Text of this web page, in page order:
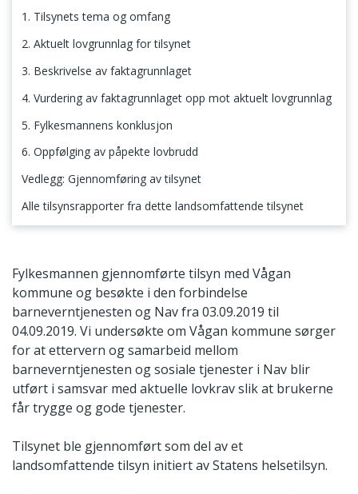
1. Tilsynets tema og omfang
2. Aktuelt lovgrunnlag for tilsynet
3. Beskrivelse av faktagrunnlaget
4. Vurdering av faktagrunnlaget opp mot aktuelt lovgrunnlag
5. Fylkesmannens konklusjon
6. Oppfølging av påpekte lovbrudd
Vedlegg: Gjennomføring av tilsynet
Alle tilsynsrapporter fra dette landsomfattende tilsynet
Fylkesmannen gjennomførte tilsyn med Vågan
kommune og besøkte i den forbindelse
barneverntjenesten og Nav fra 03.09.2019 til
04.09.2019. Vi undersøkte om Vågan kommune sørger
for at ettervern og samarbeid mellom
barneverntjenesten og sosiale tjenester i Nav blir
utført i samsvar med aktuelle lovkrav slik at brukerne
får trygge og gode tjenester.
Tilsynet ble gjennomført som del av et
landsomfattende tilsyn initiert av Statens helsetilsyn.